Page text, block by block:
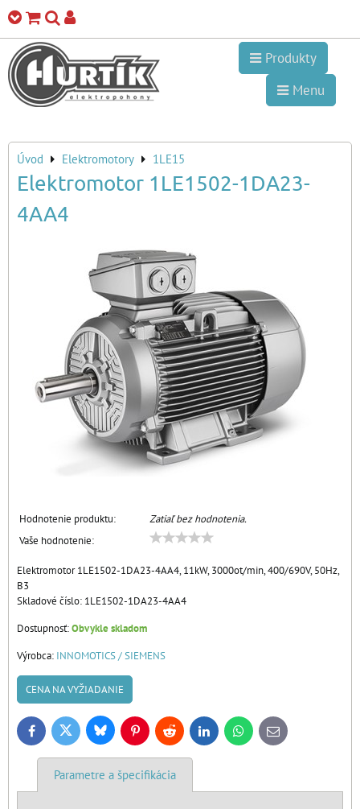
Produkty
Menu
Úvod Elektromotory 1LE15
Elektromotor 1LE1502-1DA23-
4AA4
Hodnotenie produktu:
Zatiaľ bez hodnotenia.
Vaše hodnotenie:
Elektromotor 1LE1502-1DA23-4AA4, 11kW, 3000ot/min, 400/690V, 50Hz,
B3
Skladové číslo: 1LE1502-1DA23-4AA4
Dostupnosť:Obvykle skladom
Výrobca: INNOMOTICS / SIEMENS
CENA NA VYŽIADANIE
FacebookTwitter BlueskyPinterestReddit LinkedInWhatsApp
E-
mail
Parametre a špecifikácia